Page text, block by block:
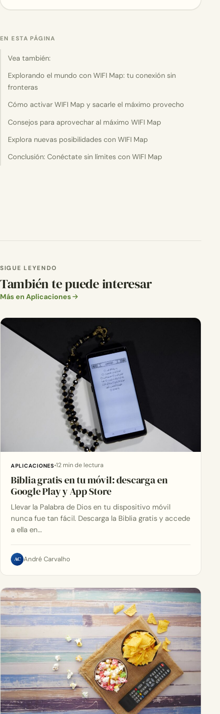
EN ESTA PÁGINA
Vea también:
Explorando el mundo con WIFI Map: tu conexión sin
fronteras
Cómo activar WIFI Map y sacarle el máximo provecho
Consejos para aprovechar al máximo WIFI Map
Explora nuevas posibilidades con WIFI Map
Conclusión: Conéctate sin límites con WIFI Map
SIGUE LEYENDO
También te puede interesar
Más en Aplicaciones
APLICACIONES 12 min de lectura
Biblia gratis en tu móvil: descarga en
Google Play y App Store
Llevar la Palabra de Dios en tu dispositivo móvil
nunca fue tan fácil. Descarga la Biblia gratis y accede
a ella en…
AC André Carvalho